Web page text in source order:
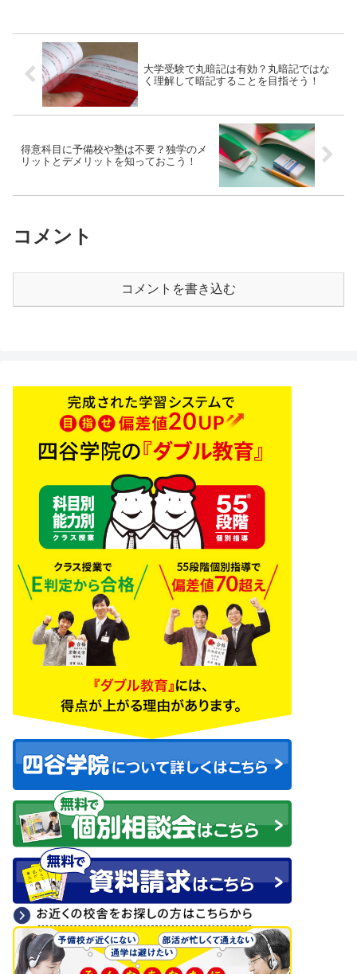
大学受験で丸暗記は有効？丸暗記ではな
く理解して暗記することを目指そう！
得意科目に予備校や塾は不要？独学のメ
リットとデメリットを知っておこう！
コメント
コメントを書き込む